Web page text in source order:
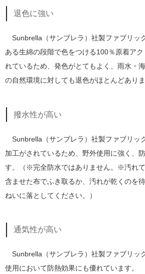
退色に強い
Sunbrella（サンブレラ）社製ファブリッ
ある生綿の段階で色をつける100％原着ア
れているため、発色がとてもよく、雨水・
の自然環境に対しても退色がほとんどありま
撥水性が高い
Sunbrella（サンブレラ）社製ファブリッ
加工がされているため、野外使用に強く、
す。（※完全防水ではありません。※汚れ
含ませた布でふき取るか、汚れが乾くのを
ねいに落としてください。）
通気性が高い
Sunbrella（サンブレラ）社製ファブリッ
使用において防熱効果にも優れています。